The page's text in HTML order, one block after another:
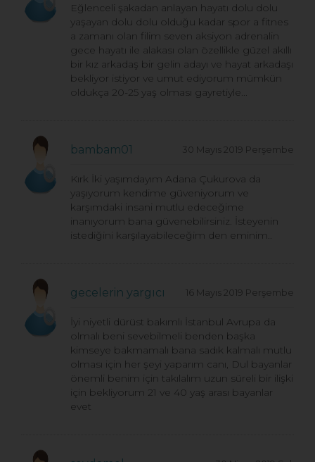
Eğlenceli şakadan anlayan hayatı dolu dolu
yaşayan dolu dolu olduğu kadar spor a fitnes
a zamanı olan filim seven aksiyon adrenalin
gece hayatı ile alakası olan özellikle güzel akıllı
bir kız arkadaş bir gelin adayı ve hayat arkadaşı
bekliyor istiyor ve umut ediyorum mümkün
oldukça 20-25 yaş olması gayretiyle...
bambam01 30 Mayıs 2019 Perşembe
Kırk İki yaşımdayım Adana Çukurova da
yaşıyorum kendime güveniyorum ve
karşımdaki insani mutlu edeceğime
inanıyorum bana güvenebilirsiniz. İsteyenin
istediğini karşılayabileceğim den eminim..
gecelerin yargıcı 16 Mayıs 2019 Perşembe
İyi niyetli dürüst bakımlı İstanbul Avrupa da
olmalı beni sevebilmeli benden başka
kimseye bakmamalı bana sadık kalmalı mutlu
olması için her şeyi yaparım canı, Dul bayanlar
önemli benim için takılalım uzun süreli bir ilişki
için bekliyorum 21 ve 40 yaş arası bayanlar
evet